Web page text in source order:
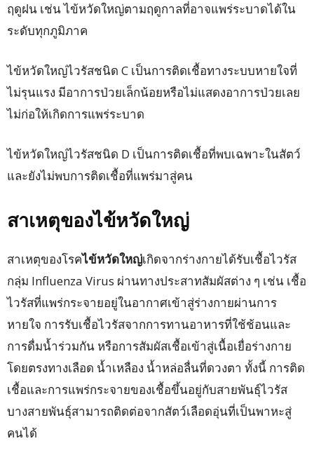
ฤดูฝน เช่น ไข้หวัดใหญ่ตามฤดูกาลที่อาจแพร่ระบาดได้ใน
ระดับทุกภูมิภาค
ไข้หวัดใหญ่ไวรัสชนิด C เป็นการติดเชื้อทางระบบหายใจที่
ไม่รุนแรง มีอาการป่วยเล็กน้อยหรือไม่แสดงอาการป่วยเลย
ไม่ก่อให้เกิดการแพร่ระบาด
ไข้หวัดใหญ่ไวรัสชนิด D เป็นการติดเชื้อที่พบเฉพาะในสัตว์
และยังไม่พบการติดเชื้อที่แพร่มาสู่คน
สาเหตุของไข้หวัดใหญ่
สาเหตุของโรคไข้หวัดใหญ่เกิดจากร่างกายได้รับเชื้อไวรัส
กลุ่ม Influenza Virus ผ่านทางประสาทสัมผัสต่าง ๆ เช่น เชื้อ
ไวรัสที่แพร่กระจายอยู่ในอากาศเข้าสู่ร่างกายผ่านการ
หายใจ การรับเชื้อไวรัสจากการทานอาหารที่ใช้ช้อนและ
การดื่มน้ำร่วมกัน หรือการสัมผัสเชื้อเข้าสู่เนื้อเยื่อร่างกาย
โดยตรงทางเลือด น้ำเหลือง น้ำหล่อลื่นที่ดวงตา ทั้งนี้ การติด
เชื้อและการแพร่กระจายของเชื้อขึ้นอยู่กับสายพันธุ์ไวรัส
บางสายพันธุ์สามารถติดต่อจากสัตว์เลือดอุ่นที่เป็นพาหะสู่
คนได้